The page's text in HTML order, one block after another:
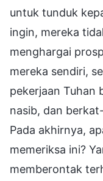
untuk tunduk
ingin, mereka
menghargai
mereka sendiri,
pekerjaan Tuhan
nasib, dan
Pada akhirnya,
memeriksa ini?
memberontak